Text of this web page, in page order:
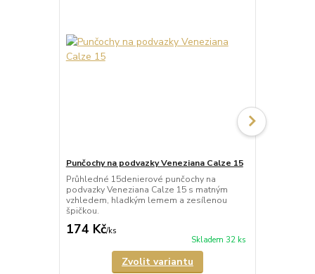
Punčochy na podvazky Veneziana Calze 15
Průhledné 15denierové punčochy na
podvazky Veneziana Calze 15 s matným
vzhledem, hladkým lemem a zesílenou
špičkou.
174 Kč/ks
Skladem 32 ks
Zvolit variantu